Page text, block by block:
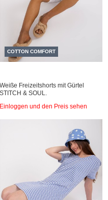
COTTON COMFORT
Weiße Freizeitshorts mit Gürtel
STITCH & SOUL.
Einloggen und den Preis sehen